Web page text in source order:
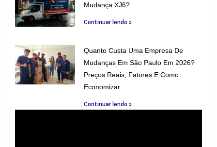
Mudança XJ6?
Continuar lendo »
Quanto Custa Uma Empresa De
Mudanças Em São Paulo Em 2026?
Preços Reais, Fatores E Como
Economizar
Continuar lendo »